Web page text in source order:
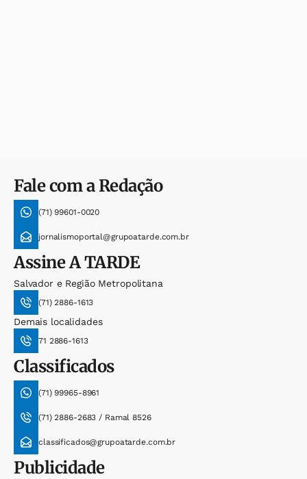
Fale com a Redação
(71) 99601-0020
jornalismoportal@grupoatarde.com.br
AssineA TARDE
Salvador e Região Metropolitana
(71) 2886-1613
Demais localidades
71 2886-1613
Classificados
(71) 99965-8961
(71) 2886-2683 / Ramal 8526
classificados@grupoatarde.com.br
Publicidade